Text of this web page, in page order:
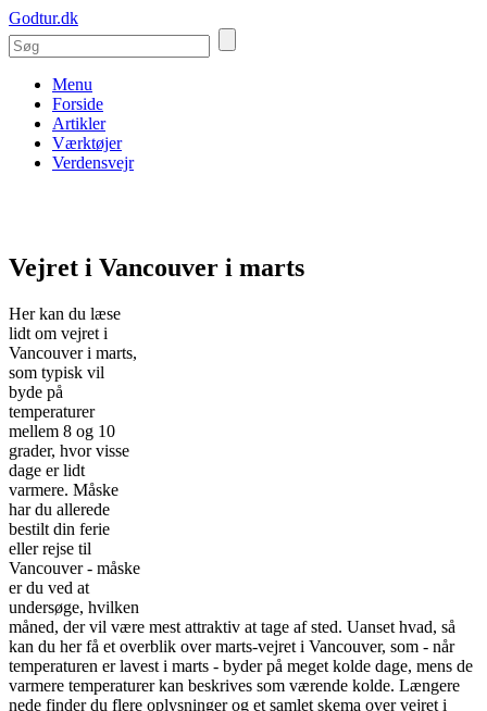
Godtur.dk
Menu
Forside
Artikler
Værktøjer
Verdensvejr
Vejret i Vancouver i marts
Her kan du læse
lidt om vejret i
Vancouver i marts,
som typisk vil
byde på
temperaturer
mellem 8 og 10
grader, hvor visse
dage er lidt
varmere. Måske
har du allerede
bestilt din ferie
eller rejse til
Vancouver - måske
er du ved at
undersøge, hvilken
måned, der vil være mest attraktiv at tage af sted. Uanset hvad, så
kan du her få et overblik over marts-vejret i Vancouver, som - når
temperaturen er lavest i marts - byder på meget kolde dage, mens de
varmere temperaturer kan beskrives som værende kolde. Længere
nede finder du flere oplysninger og et samlet skema over vejret i